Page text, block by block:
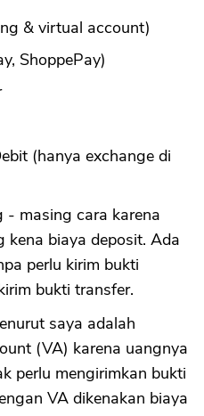
& virtual account)
ShoppePay)
(hanya exchange di
- masing cara karena
kena biaya deposit. Ada
perlu kirim bukti
bukti transfer.
saya adalah
(VA) karena uangnya
perlu mengirimkan bukti
VA dikenakan biaya